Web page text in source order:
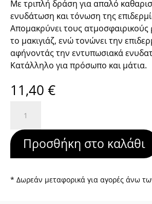
Με τριπλή δράση για απαλό
ενυδάτωση και τόνωση της
Απομακρύνει τους ατμοσφαιρικούς
το μακιγιάζ, ενώ τονώνει την
αφήνοντάς την εντυπωσιακά
Κατάλληλο για πρόσωπο και μάτια.
11,40 €
Cleansing
Milk
(200ml)
Eyes
Προσθήκη στο καλάθι
* Δωρεάν μεταφορικά για αγορές άνω